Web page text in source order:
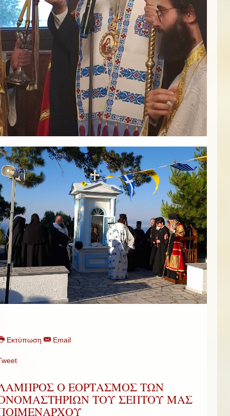
Εκτύπωση Email
Ο ΕΟΡΤΑΣΜΟΣ ΤΩΝ
ΤΟΥ ΣΕΠΤΟΥ ΜΑΣ